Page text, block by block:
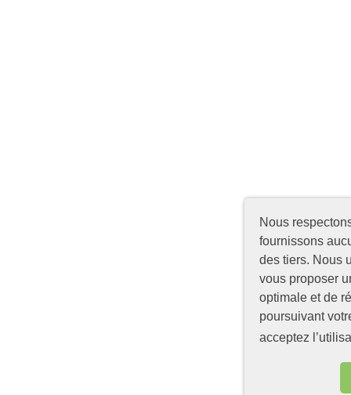
Nous
fournissons
des tiers. Nous
vous proposer
optimale et de
poursuivant
acceptez